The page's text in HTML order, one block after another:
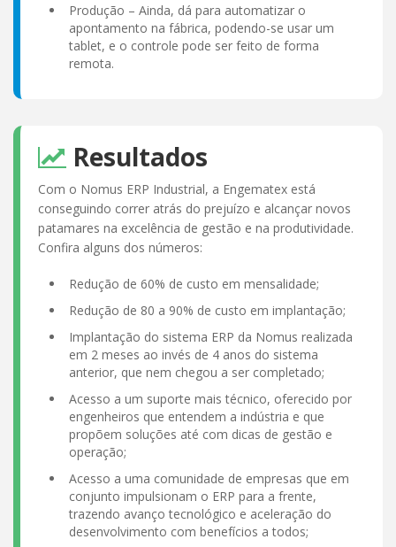
Produção – Ainda, dá para automatizar o
apontamento na fábrica, podendo-se usar um
tablet, e o controle pode ser feito de forma
remota.
Resultados
Com o Nomus ERP Industrial, a Engematex está
conseguindo correr atrás do prejuízo e alcançar novos
patamares na excelência de gestão e na produtividade.
Confira alguns dos números:
Redução de 60% de custo em mensalidade;
Redução de 80 a 90% de custo em implantação;
Implantação do sistema ERP da Nomus realizada
em 2 meses ao invés de 4 anos do sistema
anterior, que nem chegou a ser completado;
Acesso a um suporte mais técnico, oferecido por
engenheiros que entendem a indústria e que
propõem soluções até com dicas de gestão e
operação;
Acesso a uma comunidade de empresas que em
conjunto impulsionam o ERP para a frente,
trazendo avanço tecnológico e aceleração do
desenvolvimento com benefícios a todos;